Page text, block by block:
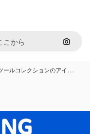
画像で
ールコレクションのアイ…